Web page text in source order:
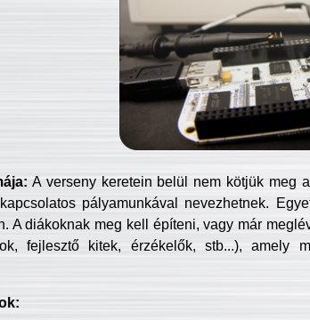
A verseny keretein belül nem kötjük meg
pályamunkával nevezhetnek.
A diákoknak meg kell építeni, vagy már
fejlesztő kitek, érzékelők, stb...), amely